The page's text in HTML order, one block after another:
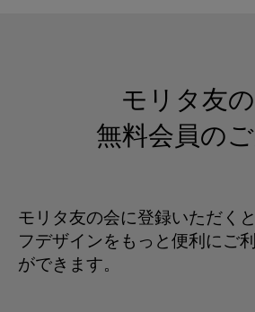
モリタ友
無料会員の
モリタ友の会に登録いただく
フデザインをもっと便利にご
ができます。